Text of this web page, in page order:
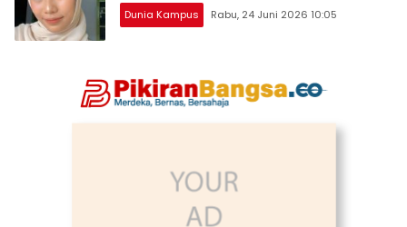
Dunia Kampus Rabu, 24 Juni 2026 10:05